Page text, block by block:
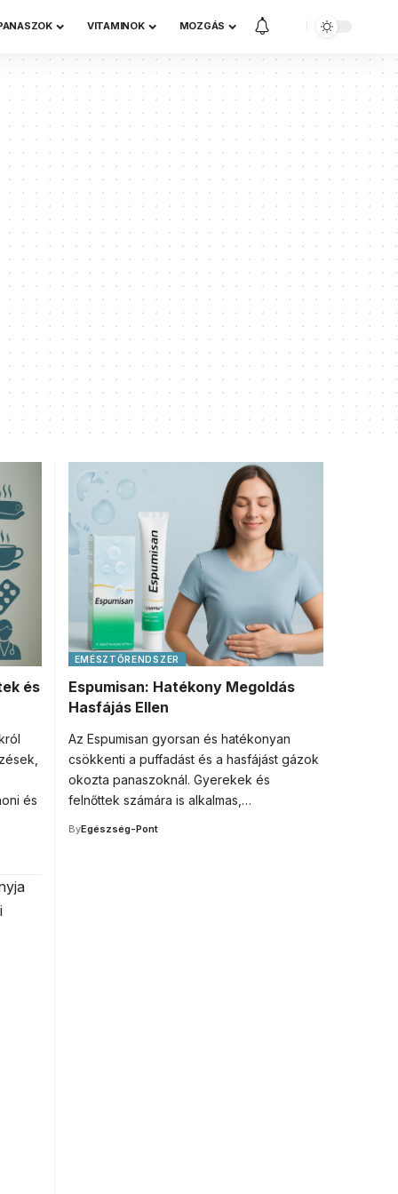
VITAMINOK MOZGÁS
és
és
EMÉSZTŐRENDSZER
Espumisan: Hatékony Megoldás
Hasfájás Ellen
Az Espumisan gyorsan és hatékonyan
csökkenti a puffadást és a hasfájást gázok
okozta panaszoknál. Gyerekek és
felnőttek számára is alkalmas,…
ByEgészség-Pont